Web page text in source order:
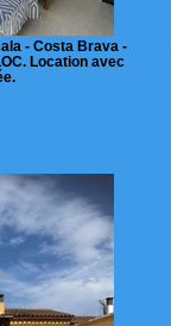
- Costa Brava -
Location avec